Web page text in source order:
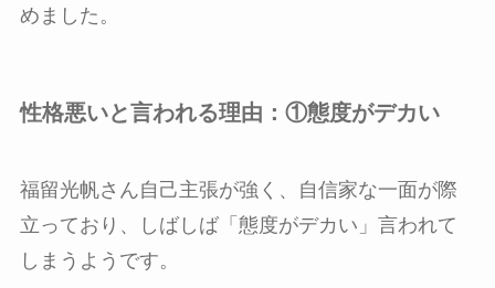
めました。
性格悪いと言われる理由：①態度がデカい
福留光帆さん自己主張が強く、自信家な一面が際
立っており、しばしば「態度がデカい」言われて
しまうようです。